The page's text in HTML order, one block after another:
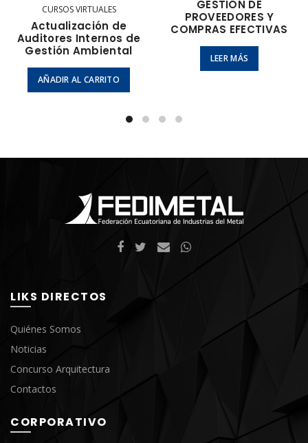
CURSOS VIRTUALES
Actualización de
Auditores Internos de
Gestión Ambiental
AÑADIR AL CARRITO
GESTIÓN DE
PROVEEDORES Y
COMPRAS EFECTIVAS
LEER MÁS
LIKS DIRECTOS
Quiénes Somos
Noticias
Concurso Arquitectura
Contactos
CORPORATIVO